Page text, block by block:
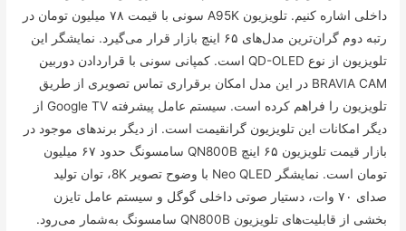
داخلی اشاره کنیم. تلویزیون A95K سونی با قیمت ۷۸ میلیون تومان در
رتبه دوم گران‌ترین مدل‌های ۶۵ اینچ بازار قرار می‌گیرد. نمایشگر این
تلویزیون از نوع QD-OLED است. کمپانی سونی با قراردادن دوربین
BRAVIA CAM در این مدل امکان برقراری تماس تصویری از طریق
تلویزیون را فراهم کرده است. سیستم عامل پیشرفته Google TV از
دیگر امکانات این تلویزیون گرانقیمت است. از دیگر برند‌های موجود در
بازار قیمت تلویزیون ۶۵ اینچ QN800B سامسونگ حدود ۶۷ میلیون
تومان است. نمایشگر Neo QLED با وضوح تصویر 8K، توان تولید
صدای ۷۰ وات، دستیار صوتی داخلی گوگل و سیستم عامل تایزن
بخشی از قابلیت‌های تلویزیون QN800B سامسونگ به‌شمار می‌رود.